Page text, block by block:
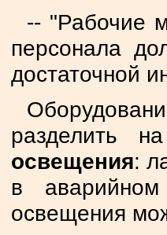
-- "Рабочие
персонала
достаточной
разделить
освещения:
в аварийном
освещения